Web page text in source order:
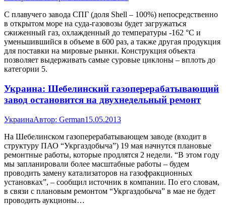
С плавучего завода СПГ (доля Shell – 100%) непосредственно
в открытом море на суда-газовозы будет загружаться
сжиженный газ, охлажденный до температуры -162 °С и
уменьшившийся в объеме в 600 раз, а также другая продукция
для поставки на мировые рынки. Конструкция объекта
позволяет выдерживать самые суровые циклоны – вплоть до
категории 5.
Украина: Шебелинский газоперерабатывающий
завод остановится на двухнедельный ремонт
УкраинаАвтор: German15.05.2013
На Шебелинском газоперерабатывающем заводе (входит в
структуру ПАО “Укргаздобыча”) 19 мая начнутся плановые
ремонтные работы, которые продлятся 2 недели. “В этом году
мы запланировали более масштабные работы – будем
проводить замену катализаторов на газофракционных
установках”, – сообщил источник в компании. По его словам,
в связи с плановым ремонтом “Укргаздобыча” в мае не будет
проводить аукционы…